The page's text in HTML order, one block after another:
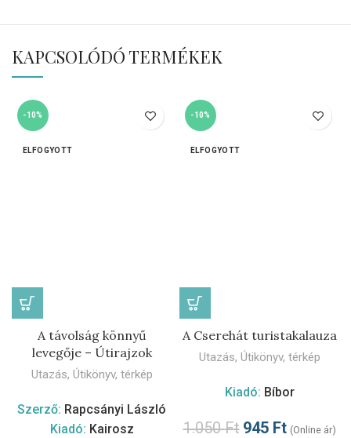
KAPCSOLÓDÓ TERMÉKEK
-10%
ELFOGYOTT
A távolság könnyű
levegője – Útirajzok
Utazás, Útikönyv, térkép
Szerző: Rapcsányi László
Kiadó: Kairosz
-10%
ELFOGYOTT
A Cserehát turistakalauza
Utazás, Útikönyv, térkép
Kiadó: Bíbor
1.050Ft 945 Ft (Online ár)